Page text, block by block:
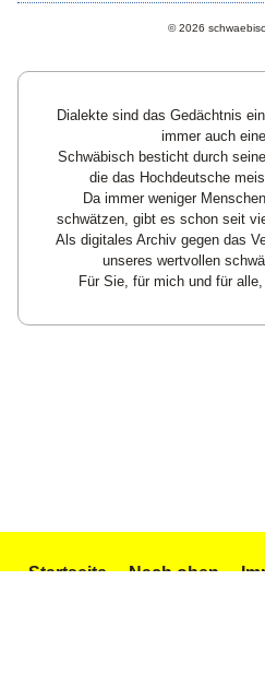
© 2026
Dialekte sind das Gedächtnis
immer auch
Schwäbisch besticht durch
die das Hochdeutsche
Da immer weniger
schwätzen, gibt es schon seit
Als digitales Archiv gegen das
unseres wertvollen
Für Sie, für mich und für
Startseite Nach oben